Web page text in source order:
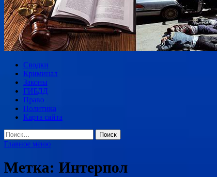
Сводки
Криминал
Законы
ГИБДД
Право
Политика
Карта сайта
Найти:
Главное меню
Метка: Интерпол